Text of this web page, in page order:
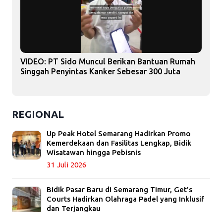
VIDEO: PT Sido Muncul Berikan Bantuan Rumah
Singgah Penyintas Kanker Sebesar 300 Juta
REGIONAL
Up Peak Hotel Semarang Hadirkan Promo
Kemerdekaan dan Fasilitas Lengkap, Bidik
Wisatawan hingga Pebisnis
31 Juli 2026
Bidik Pasar Baru di Semarang Timur, Get’s
Courts Hadirkan Olahraga Padel yang Inklusif
dan Terjangkau